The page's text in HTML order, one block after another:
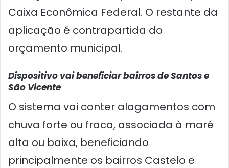
Caixa Econômica Federal. O restante da
aplicação é contrapartida do
orçamento municipal.
Dispositivo vai beneficiar bairros de Santos e
São Vicente
O sistema vai conter alagamentos com
chuva forte ou fraca, associada à maré
alta ou baixa, beneficiando
principalmente os bairros Castelo e